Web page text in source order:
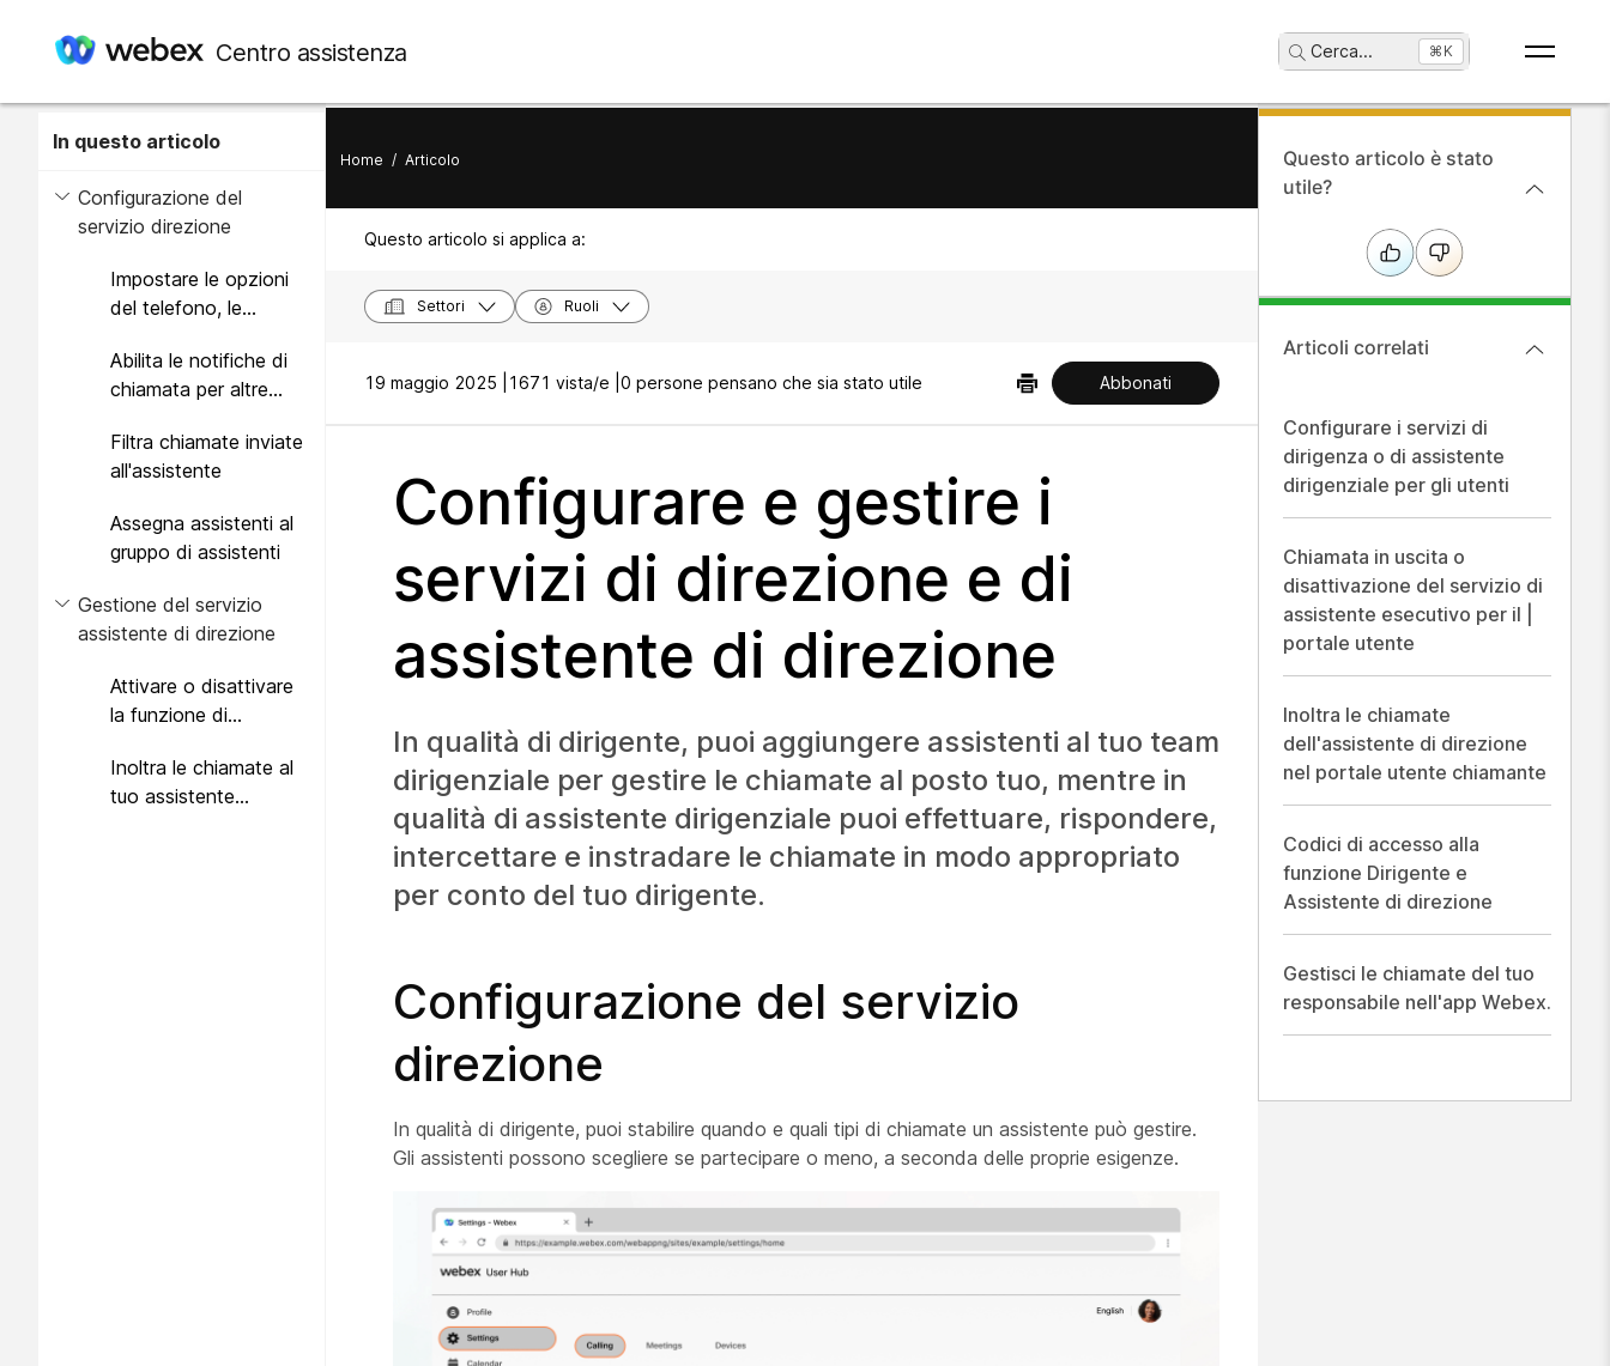
Centro assistenza Cerca... ⌘K
In questo articolo
Configurazione del
servizio direzione
Impostare le opzioni
del telefono, le
presentazione dell'ID
chiamante
Abilita le notifiche di
chiamata per altre
Filtra chiamate inviate
all'assistente
Assegna assistenti al
gruppo di assistenti
Gestione del servizio
assistente di direzione
Attivare o disattivare
la funzione di
Inoltra le chiamate al
tuo assistente
Home / Articolo
Questo articolo si applica a:
Settori Ruoli
19 maggio 2025 | 1671 vista/e | 0 persone pensano che sia stato utile Abbonati
Configurare e gestire i
servizi di direzione e di
assistente di direzione
In qualità di dirigente, puoi aggiungere assistenti al tuo team
dirigenziale per gestire le chiamate al posto tuo, mentre in
qualità di assistente dirigenziale puoi effettuare, rispondere,
intercettare e instradare le chiamate in modo appropriato
per conto del tuo dirigente.
Configurazione del servizio
direzione
In qualità di dirigente, puoi stabilire quando e quali tipi di chiamate un assistente può gestire.
Gli assistenti possono scegliere se partecipare o meno, a seconda delle proprie esigenze.
Questo articolo è stato
utile?
Articoli correlati
Configurare i servizi di
dirigenza o di assistente
dirigenziale per gli utenti
Chiamata in uscita o
disattivazione del servizio di
assistente esecutivo per il |
portale utente
Inoltra le chiamate
dell'assistente di direzione
nel portale utente chiamante
Codici di accesso alla
funzione Dirigente e
Assistente di direzione
Gestisci le chiamate del tuo
responsabile nell'app Webex.